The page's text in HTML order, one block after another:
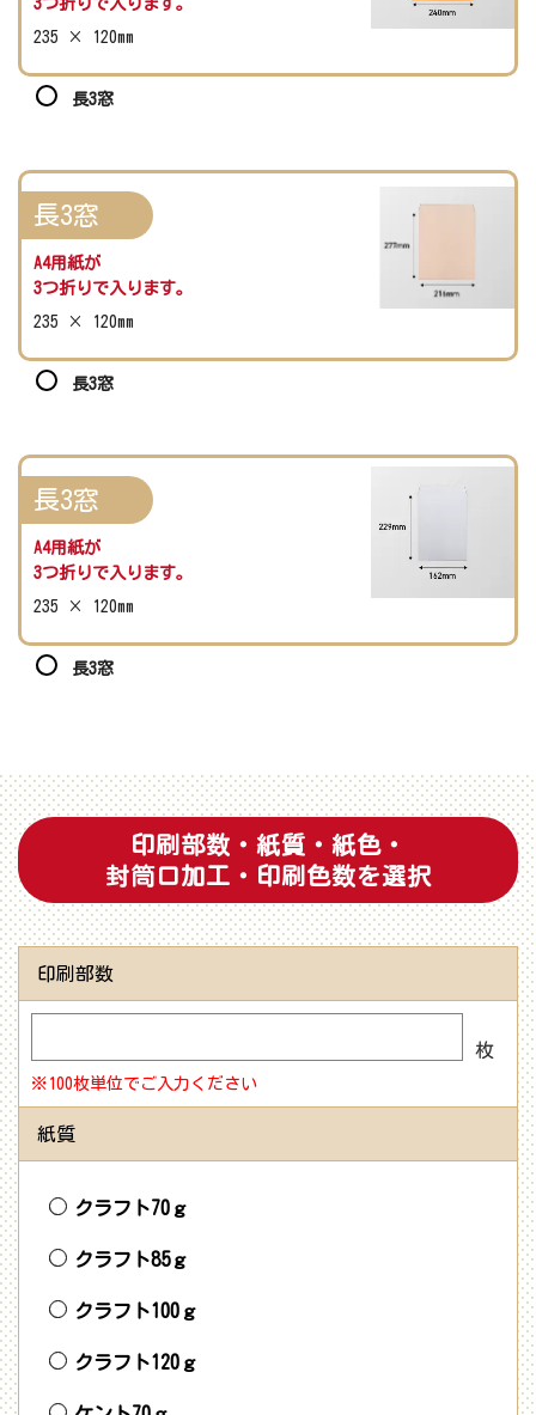
3つ折りで入ります。
235 × 120mm
長3窓
長3窓
A4用紙が
3つ折りで入ります。
235 × 120mm
長3窓
長3窓
A4用紙が
3つ折りで入ります。
235 × 120mm
長3窓
印刷部数・紙質・紙色・
封筒口加工・印刷色数を選択
印刷部数
枚
※100枚単位でご入力ください
紙質
クラフト70ｇ
クラフト85ｇ
クラフト100ｇ
クラフト120ｇ